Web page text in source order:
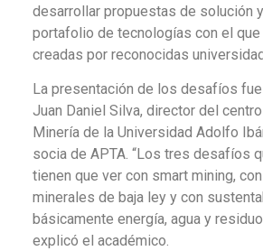
desarrollar propuestas de solución
portafolio de tecnologías con el que
creadas por reconocidas
La presentación de los desafíos
Juan Daniel Silva, director del
Minería de la Universidad Adolfo
socia de APTA. “Los tres desafíos
tienen que ver con smart mining,
minerales de baja ley y con
básicamente energía, agua y
explicó el académico.